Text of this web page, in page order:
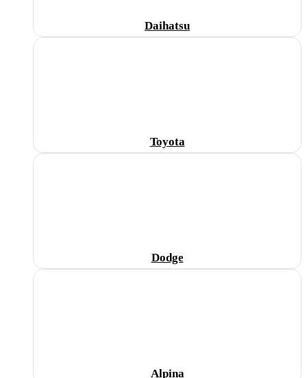
Daihatsu
Toyota
Dodge
Alpina